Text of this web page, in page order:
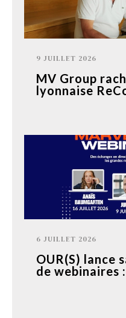
9 JUILLET 2026
MV Group
lyonnaise
6 JUILLET 2026
OUR(S) lance
de webinaires